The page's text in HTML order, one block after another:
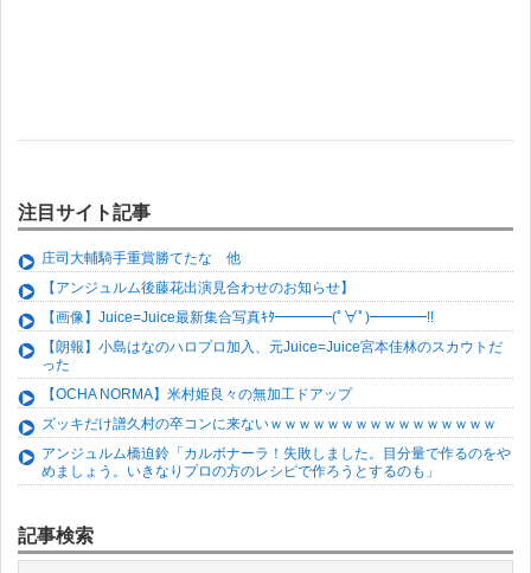
注目サイト記事
庄司大輔騎手重賞勝てたな 他
【アンジュルム後藤花出演見合わせのお知らせ】
【画像】Juice=Juice最新集合写真ｷﾀ━━━━(ﾟ∀ﾟ)━━━━!!
【朗報】小島はなのハロプロ加入、元Juice=Juice宮本佳林のスカウトだ
った
【OCHA NORMA】米村姫良々の無加工ドアップ
ズッキだけ譜久村の卒コンに来ないｗｗｗｗｗｗｗｗｗｗｗｗｗｗｗｗ
アンジュルム橋迫鈴「カルボナーラ！失敗しました。目分量で作るのをや
めましょう。いきなりプロの方のレシピで作ろうとするのも」
記事検索